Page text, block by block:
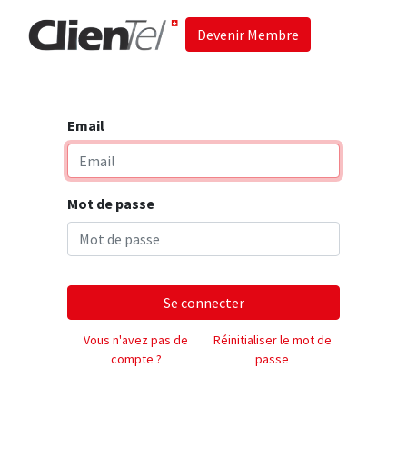
Devenir Membre
Email
Mot de passe
Se connecter
Vous n'avez pas de
compte ?
Réinitialiser le mot de
passe